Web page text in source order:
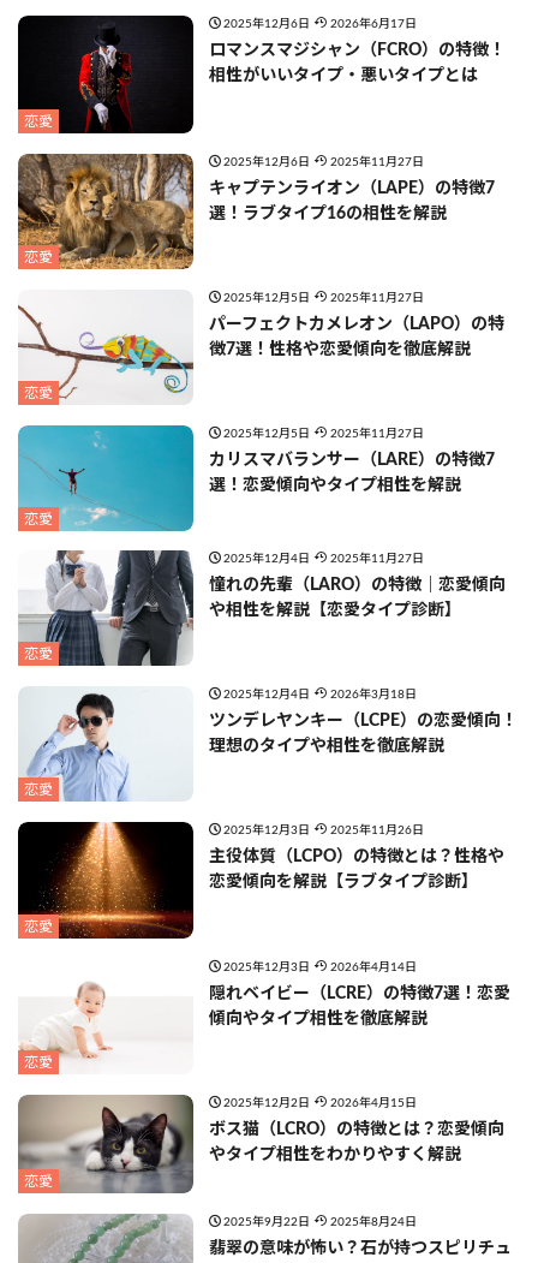
恋愛
2025年12月6日 2026年6月17日
ロマンスマジシャン（FCRO）の特徴！
相性がいいタイプ・悪いタイプとは
恋愛
2025年12月6日 2025年11月27日
キャプテンライオン（LAPE）の特徴7
選！ラブタイプ16の相性を解説
恋愛
2025年12月5日 2025年11月27日
パーフェクトカメレオン（LAPO）の特
徴7選！性格や恋愛傾向を徹底解説
恋愛
2025年12月5日 2025年11月27日
カリスマバランサー（LARE）の特徴7
選！恋愛傾向やタイプ相性を解説
恋愛
2025年12月4日 2025年11月27日
憧れの先輩（LARO）の特徴｜恋愛傾向
や相性を解説【恋愛タイプ診断】
恋愛
2025年12月4日 2026年3月18日
ツンデレヤンキー（LCPE）の恋愛傾向！
理想のタイプや相性を徹底解説
恋愛
2025年12月3日 2025年11月26日
主役体質（LCPO）の特徴とは？性格や
恋愛傾向を解説【ラブタイプ診断】
恋愛
2025年12月3日 2026年4月14日
隠れベイビー（LCRE）の特徴7選！恋愛
傾向やタイプ相性を徹底解説
恋愛
2025年12月2日 2026年4月15日
ボス猫（LCRO）の特徴とは？恋愛傾向
やタイプ相性をわかりやすく解説
2025年9月22日 2025年8月24日
翡翠の意味が怖い？石が持つスピリチュ